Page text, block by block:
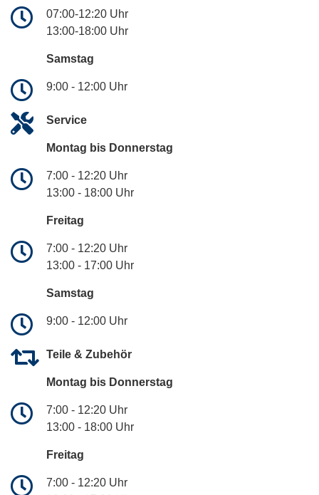
07:00-12:20 Uhr
13:00-18:00 Uhr
Samstag
9:00 - 12:00 Uhr
Service
Montag bis Donnerstag
7:00 - 12:20 Uhr
13:00 - 18:00 Uhr
Freitag
7:00 - 12:20 Uhr
13:00 - 17:00 Uhr
Samstag
9:00 - 12:00 Uhr
Teile & Zubehör
Montag bis Donnerstag
7:00 - 12:20 Uhr
13:00 - 18:00 Uhr
Freitag
7:00 - 12:20 Uhr